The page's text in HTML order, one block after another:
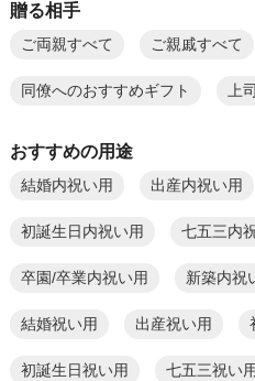
贈る相手
ご両親すべて ご親戚すべて
同僚へのおすすめギフト 上
おすすめの用途
結婚内祝い用 出産内祝い用
初誕生日内祝い用 七五三内
卒園/卒業内祝い用 新築内祝
結婚祝い用 出産祝い用
初誕生日祝い用 七五三祝い用